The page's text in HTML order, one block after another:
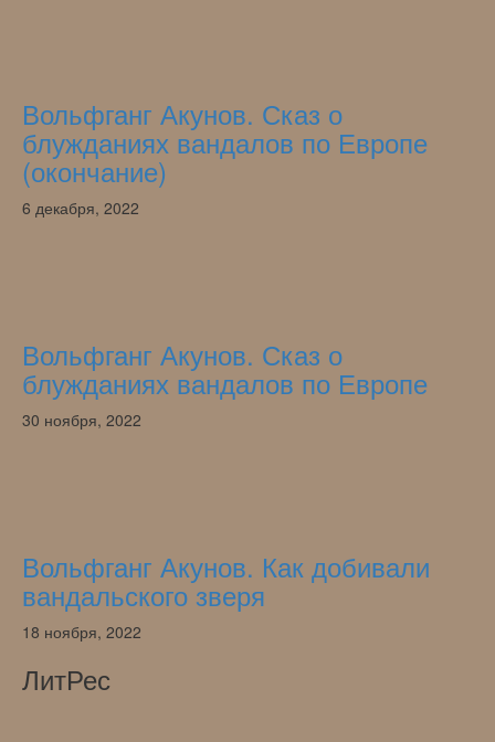
Вольфганг Акунов. Сказ о
блужданиях вандалов по Европе
(окончание)
6 декабря, 2022
Вольфганг Акунов. Сказ о
блужданиях вандалов по Европе
30 ноября, 2022
Вольфганг Акунов. Как добивали
вандальского зверя
18 ноября, 2022
ЛитРес